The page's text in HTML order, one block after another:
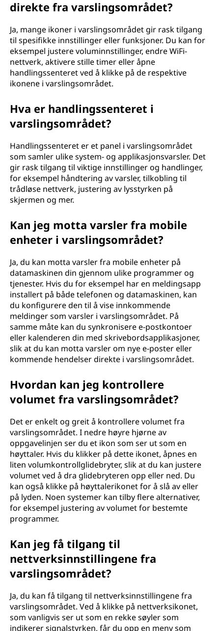
direkte fra varslingsområdet?
Ja, mange ikoner i varslingsområdet gir rask tilgang
til spesifikke innstillinger eller funksjoner. Du kan for
eksempel justere voluminnstillinger, endre WiFi-
nettverk, aktivere stille timer eller åpne
handlingssenteret ved å klikke på de respektive
ikonene i varslingsområdet.
Hva er handlingssenteret i
varslingsområdet?
Handlingssenteret er et panel i varslingsområdet
som samler ulike system- og applikasjonsvarsler. Det
gir rask tilgang til viktige innstillinger og handlinger,
for eksempel håndtering av varsler, tilkobling til
trådløse nettverk, justering av lysstyrken på
skjermen og mer.
Kan jeg motta varsler fra mobile
enheter i varslingsområdet?
Ja, du kan motta varsler fra mobile enheter på
datamaskinen din gjennom ulike programmer og
tjenester. Hvis du for eksempel har en meldingsapp
installert på både telefonen og datamaskinen, kan
du konfigurere den til å vise innkommende
meldinger som varsler i varslingsområdet. På
samme måte kan du synkronisere e-postkontoer
eller kalenderen din med skrivebordsapplikasjoner,
slik at du kan motta varsler om nye e-poster eller
kommende hendelser direkte i varslingsområdet.
Hvordan kan jeg kontrollere
volumet fra varslingsområdet?
Det er enkelt og greit å kontrollere volumet fra
varslingsområdet. I nedre høyre hjørne av
oppgavelinjen ser du et ikon som ser ut som en
høyttaler. Hvis du klikker på dette ikonet, åpnes en
liten volumkontrollglidebryter, slik at du kan justere
volumet ved å dra glidebryteren opp eller ned. Du
kan også klikke på høyttalerikonet for å slå av eller
på lyden. Noen systemer kan tilby flere alternativer,
for eksempel justering av volumet for bestemte
programmer.
Kan jeg få tilgang til
nettverksinnstillingene fra
varslingsområdet?
Ja, du kan få tilgang til nettverksinnstillingene fra
varslingsområdet. Ved å klikke på nettverksikonet,
som vanligvis ser ut som en rekke søyler som
indikerer signalstyrken, får du opp en meny som